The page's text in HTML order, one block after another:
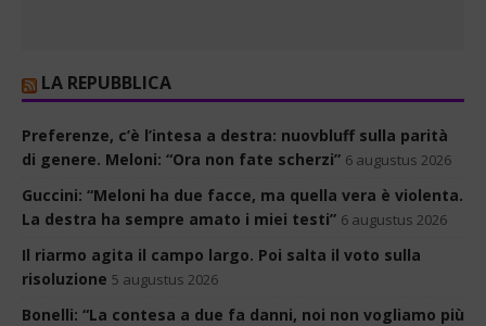
LA REPUBBLICA
Preferenze, c’è l’intesa a destra: nuovbluff sulla parità
di genere. Meloni: “Ora non fate scherzi” 6 augustus 2026
Guccini: “Meloni ha due facce, ma quella vera è violenta.
La destra ha sempre amato i miei testi” 6 augustus 2026
Il riarmo agita il campo largo. Poi salta il voto sulla
risoluzione 5 augustus 2026
Bonelli: “La contesa a due fa danni, noi non vogliamo più